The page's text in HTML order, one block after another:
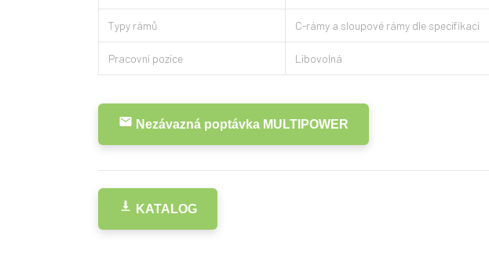
Typy rámů C-rámy a sloupové rámy dle specifikací
Pracovní pozice Libovolná
Nezávazná poptávka MULTIPOWER
KATALOG